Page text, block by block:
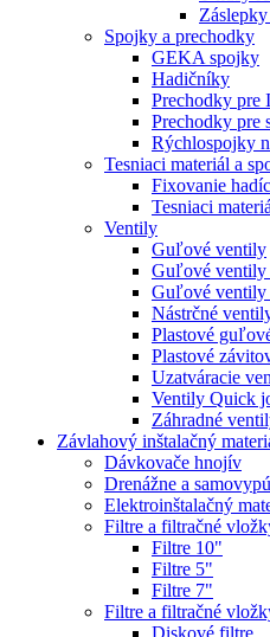
Spojky a prechodky
GEKA spojky
Hadičníky
Prechodky pre
Prechodky pre
Rýchlospojky
Tesniaci materiál a
Fixovanie hadíc
Tesniaci
Ventily
Guľové ventily
Guľové ventily
Guľové ventily
Nástrčné
Plastové
Plastové
Uzatváracie
Ventily Quick
Záhradné
Závlahový inštalačný
Dávkovače hnojív
Drenážne a
Elektroinštalačný
Filtre a filtračné
Filtre 10"
Filtre 5"
Filtre 7"
Filtre a filtračné
Diskové filtre